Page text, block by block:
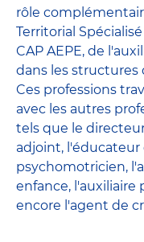
rôle
Territorial
CAP AEPE, de
dans les structures
Ces professions
avec les autres
tels que le
adjoint,
psychomotricien,
enfance, l'auxiliaire
encore l'agent de